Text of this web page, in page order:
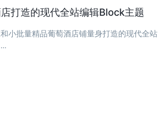
打造的现代全站编辑Block主题
小批量精品葡萄酒店铺量身打造的现代全站